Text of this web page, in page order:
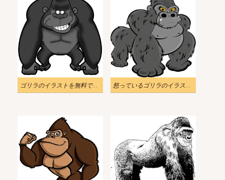
ゴリラのイラストを無料でダウンロード 怒っているゴリラのイラスト PNG